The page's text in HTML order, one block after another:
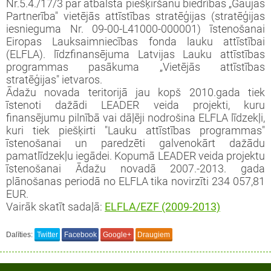
Nr.5.4./17/3 par atbalsta piešķiršanu biedrības „Gaujas
Partnerība" vietējās attīstības stratēģijas (stratēģijas
iesnieguma Nr. 09-00-L41000-000001) īstenošanai
Eiropas Lauksaimniecības fonda lauku attīstībai
(ELFLA). līdzfinansējuma Latvijas Lauku attīstības
programmas pasākuma „Vietējās attīstības
stratēģijas" ietvaros.
Ādažu novada teritorijā jau kopš 2010.gada tiek
īstenoti dažādi LEADER veida projekti, kuru
finansējumu pilnībā vai dāļēji nodrošina ELFLA līdzekļi,
kuri tiek piešķirti "Lauku attīstības programmas"
īstenošanai un paredzēti galvenokārt dažādu
pamatlīdzekļu iegādei. Kopumā LEADER veida projektu
īstenošanai Ādažu novadā 2007.-2013. gada
plānošanas periodā no ELFLA tika novirzīti 234 057,81
EUR.
Vairāk skatīt sadaļā: ELFLA/EZF (2009-2013)
Dalīties: Twitter Facebook Google+ Draugiem
un rekvizīti
projekti
semināri
“LEADER pieejas īstenošana 2009-
(ELFLA)”
“LEADER pieejas īstenošana 2009-
(EZF)”
projekti
iesniegumu veidlapas
semināri
iesniegumu vērtēšanas rezultāti
apstiprinātie projekti